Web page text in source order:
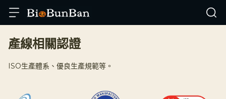
產線相關認證
ISO生產體系、優良生產規範等。